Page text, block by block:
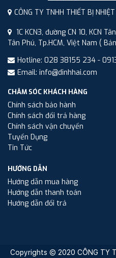
CÔNG TY TNHH THIẾT BỊ
1C KCN3, đường CN 10, KCN
Tân Phú, Tp.HCM, Việt Nam (
Hotline: 028 38155 234 -
Email: info@dinhhai.com
CHĂM SÓC KHÁCH HÀNG
Chính sách bảo hành
Chính sách đổi trả hàng
Chính sách vận chuyển
Tuyển Dụng
Tin Tức
HƯỚNG DẪN
Hướng dẫn mua hàng
Hướng dẫn thanh toán
Hướng dẫn đổi trả
Copyrights © 2020 CÔNG TY